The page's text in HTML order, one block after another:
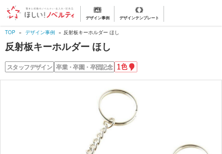
デザイン事例 デザインテンプレート
TOP デザイン事例 反射板キーホルダー ほし
反射板キーホルダー ほし
スタッフデザイン 卒業・卒園・卒団記念1
色
名
入
れ